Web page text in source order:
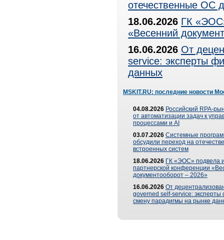
отечественные ОС
18.06.2026 ГК
«Весенний
16.06.2026 От
service: эксперты
данных
MSKIT.RU: последние новости
04.08.2026 Российский RPA-
от автоматизации задач к
процессами и AI
03.07.2026 Системные
обсудили переход на
встроенных систем
18.06.2026 ГК «ЭОС» подвела
партнерской конференции
документооборот – 2026»
16.06.2026 От
governed self-service: эксперты
смену парадигмы на рынке